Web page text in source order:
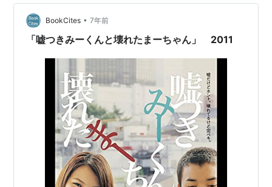
しい愛情を描く作家さん、という印象があります。 さ
て、今回の『少女妄想中。』はアスキーメディアワーク
ス文庫から刊行されている小説であり、同社の電撃文庫
BookCites • 7年前
「嘘つきみーくんと壊れたまーちゃん」 2011